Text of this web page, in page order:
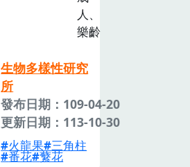
人、
樂齡
生物多樣性研究
所
發布日期：109-04-20
更新日期：113-10-30
火龍果 三角柱
番花 蘩花